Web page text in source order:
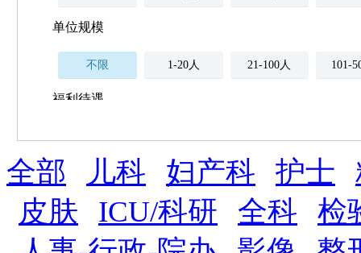
单位规模
不限 1-20人 21-100人 101-
福利待遇
薪资与社保
五险 住房公积金 企业
全勤奖 加班补助 全薪病假 股票
全部 儿科 妇产科 护士
皮肤
ICU/科研 全科
检